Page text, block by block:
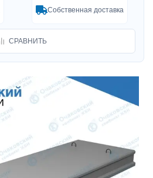
Собственная доставка
СРАВНИТЬ